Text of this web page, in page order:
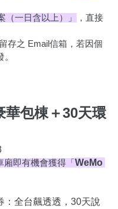
（一日含以上）」
，直接
存之 Email信箱，若因個
華包棟＋30天環
即有機會獲得「 WeMo
：全台飆透透，30天說